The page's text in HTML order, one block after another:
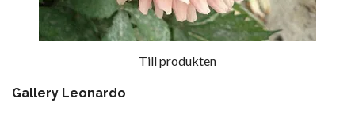
Till produkten
Gallery Leonardo